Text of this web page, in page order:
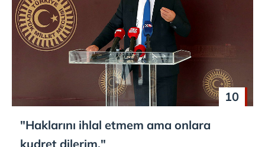
10
"Haklarını ihlal etmem ama onlara
kudret dilerim."